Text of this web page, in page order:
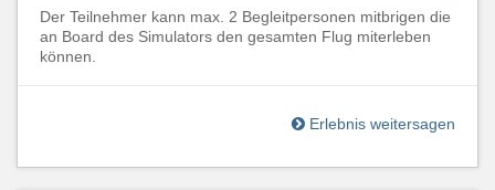
Der Teilnehmer kann max. 2 Begleitpersonen mitbrigen die
an Board des Simulators den gesamten Flug miterleben
können.
Erlebnis weitersagen